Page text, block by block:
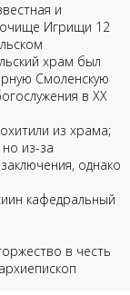
и
Игрищи 12
храм был
Смоленскую
в XX
из храма;
из-за
однако
кафедральный
в честь